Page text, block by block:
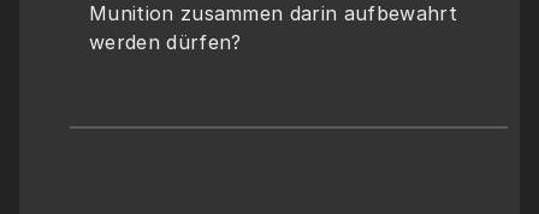
Munition zusammen darin aufbewahrt
werden dürfen?